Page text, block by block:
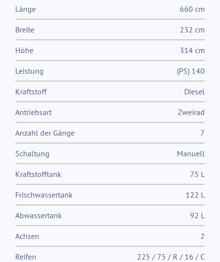
Länge 660 cm
Breite 232 cm
Höhe 314 cm
Leistung (PS) 140
Kraftstoff Diesel
Antriebsart Zweirad
Anzahl der Gänge 7
Schaltung Manuell
Kraftstofftank 75 L
Frischwassertank 122 L
Abwassertank 92 L
Achsen 2
Reifen 225 / 75 / R / 16 / C